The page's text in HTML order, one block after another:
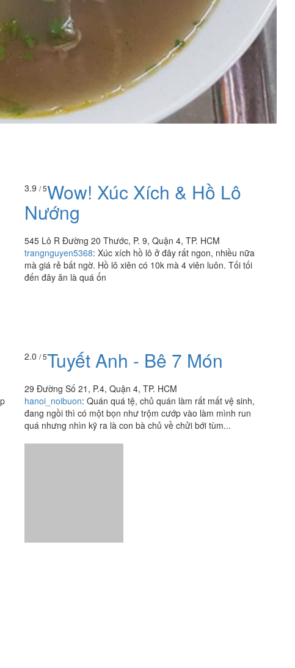
3.9 / 5Wow! Xúc Xích & Hồ Lô
Nướng
545 Lô R Đường 20 Thước, P. 9, Quận 4, TP. HCM
trangnguyen5368: Xúc xích hồ lô ở đây rất ngon, nhiều nữa
mà giá rẻ bất ngờ. Hồ lô xiên có 10k mà 4 viên luôn. Tối tối
đến đây ăn là quá ổn
2.0/ 5 Tuyết Anh - Bê 7 Món
29 Đường Số 21, P.4, Quận 4, TP. HCM